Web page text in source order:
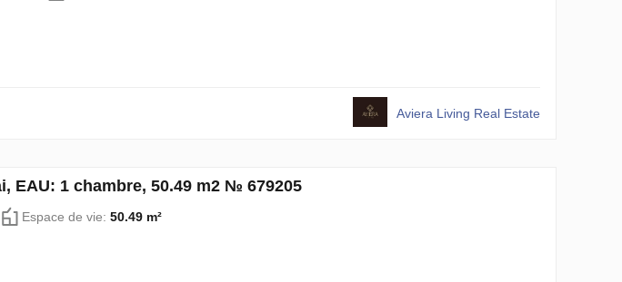
Aviera Living Real Estate
EAU: 1 chambre, 50.49 m2 № 679205
Espace de vie: 50.49 m²